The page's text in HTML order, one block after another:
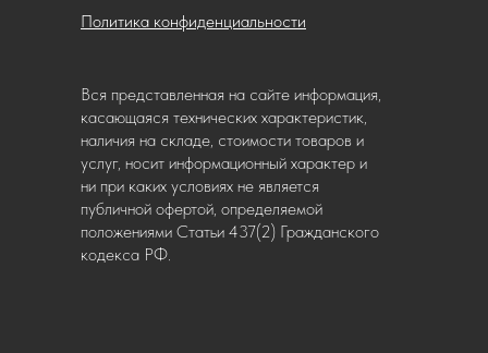
Политика конфиденциальности
Вся представленная на сайте информация,
касающаяся технических характеристик,
наличия на складе, стоимости товаров и
услуг, носит информационный характер и
ни при каких условиях не является
публичной офертой, определяемой
положениями Статьи 437(2) Гражданского
кодекса РФ.